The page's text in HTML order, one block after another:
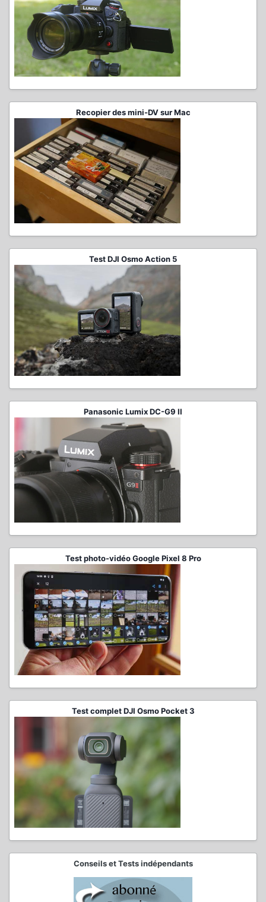
Recopier des mini-DV sur Mac
Test DJI Osmo Action 5
Panasonic Lumix DC-G9 II
Test photo-vidéo Google Pixel 8 Pro
Test complet DJI Osmo Pocket 3
Conseils et Tests indépendants